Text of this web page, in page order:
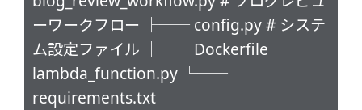
ーワークフロー ├── config.py # システ
ム設定ファイル ├── Dockerfile ├──
lambda_function.py └──
requirements.txt